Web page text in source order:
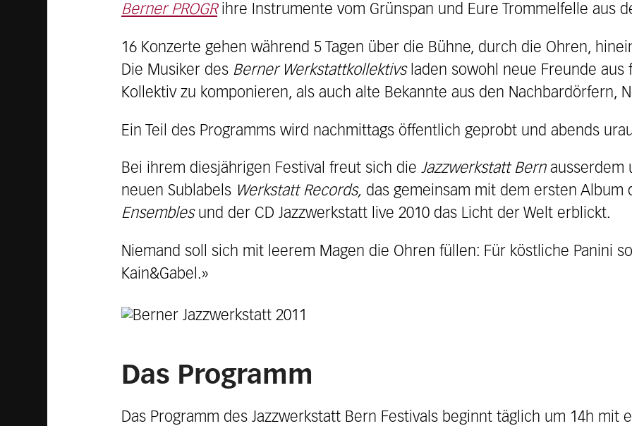
Berner PROGRihre Instrumente vom Grünspan und Eure Trommelfelle aus
16 Konzerte gehen während 5 Tagen über die Bühne, durch die Ohren,
Die Musiker des Berner Werkstattkollektivsladen sowohl neue Freunde aus
Kollektiv zu komponieren, als auch alte Bekannte aus den Nachbardörfern,
Ein Teil des Programms wird nachmittags öffentlich geprobt und abends
Bei ihrem diesjährigen Festival freut sich die Jazzwerkstatt Bernausserdem
neuen Sublabels Werkstatt Records, das gemeinsam mit dem ersten Album
Ensembles und der CD Jazzwerkstatt live 2010 das Licht der Welt erblickt.
Niemand soll sich mit leerem Magen die Ohren füllen: Für köstliche Panini
Kain&Gabel.»
Das Programm
Das Programm des Jazzwerkstatt Bern Festivals beginnt täglich um 14h mit